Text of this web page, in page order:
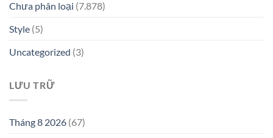
Chưa phân loại (7.878)
Style (5)
Uncategorized (3)
LƯU TRỮ
Tháng 8 2026 (67)